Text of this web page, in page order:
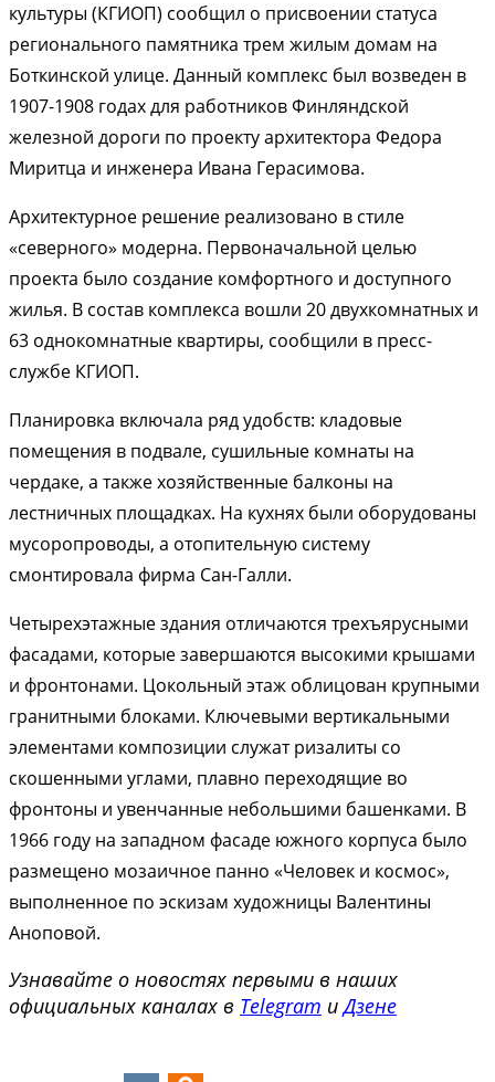
культуры (КГИОП) сообщил о присвоении статуса
регионального памятника трем жилым домам на
Боткинской улице. Данный комплекс был возведен в
1907-1908 годах для работников Финляндской
железной дороги по проекту архитектора Федора
Миритца и инженера Ивана Герасимова.
Архитектурное решение реализовано в стиле
«северного» модерна. Первоначальной целью
проекта было создание комфортного и доступного
жилья. В состав комплекса вошли 20 двухкомнатных и
63 однокомнатные квартиры, сообщили в пресс-
службе КГИОП.
Планировка включала ряд удобств: кладовые
помещения в подвале, сушильные комнаты на
чердаке, а также хозяйственные балконы на
лестничных площадках. На кухнях были оборудованы
мусоропроводы, а отопительную систему
смонтировала фирма Сан-Галли.
Четырехэтажные здания отличаются трехъярусными
фасадами, которые завершаются высокими крышами
и фронтонами. Цокольный этаж облицован крупными
гранитными блоками. Ключевыми вертикальными
элементами композиции служат ризалиты со
скошенными углами, плавно переходящие во
фронтоны и увенчанные небольшими башенками. В
1966 году на западном фасаде южного корпуса было
размещено мозаичное панно «Человек и космос»,
выполненное по эскизам художницы Валентины
Аноповой.
Узнавайте о новостях первыми в наших
официальных каналах в Telegram иДзене